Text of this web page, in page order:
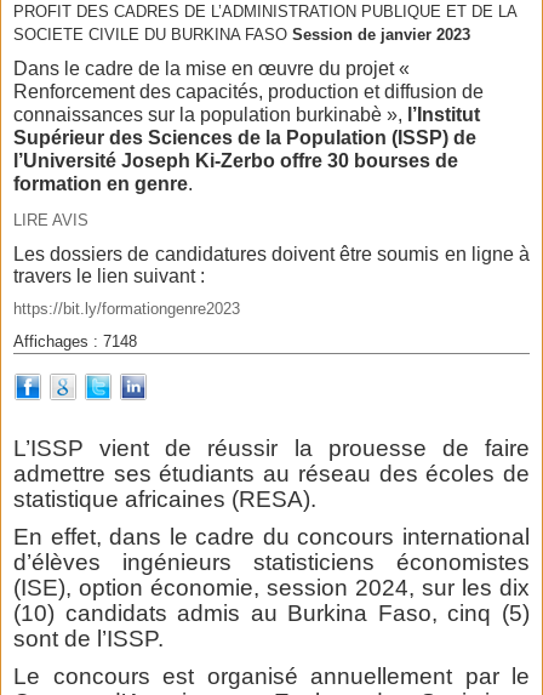
PROFIT DES CADRES DE L’ADMINISTRATION PUBLIQUE ET DE LA
SOCIETE CIVILE DU BURKINA FASO Session de janvier 2023
Dans le cadre de la mise en œuvre du projet «
Renforcement des capacités, production et diffusion de
connaissances sur la population burkinabè », l’Institut
Supérieur des Sciences de la Population (ISSP) de
l’Université Joseph Ki-Zerbo offre 30 bourses de
formation en genre.
LIRE AVIS
Les dossiers de candidatures doivent être soumis en ligne à
travers le lien suivant :
https://bit.ly/formationgenre2023
Affichages : 7148
L’ISSP vient de réussir la prouesse de faire
admettre ses étudiants au réseau des écoles de
statistique africaines (RESA).
En effet, dans le cadre du concours international
d’élèves ingénieurs statisticiens économistes
(ISE), option économie, session 2024, sur les dix
(10) candidats admis au Burkina Faso, cinq (5)
sont de l’ISSP.
Le concours est organisé annuellement par le